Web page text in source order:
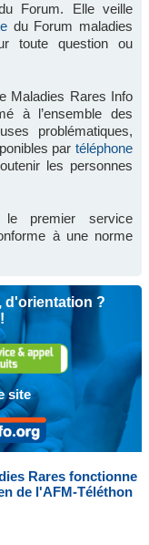
Forum. Elle veille
du Forum maladies
toute question ou
Maladies Rares Info
à l’ensemble des
problématiques,
par téléphone
les personnes
premier service
à une norme
d'orientation ?
site
Rares fonctionne
de l'AFM-Téléthon